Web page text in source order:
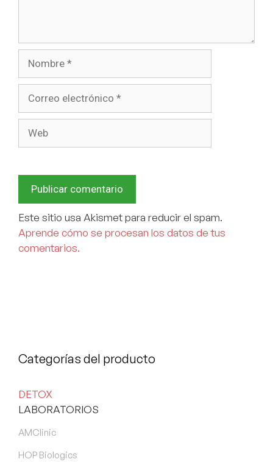
Este sitio usa Akismet para reducir el spam.
Aprende cómo se procesan los datos de tus
comentarios.
Categorías del producto
DETOX
LABORATORIOS
AMClinic
HOP Biologics